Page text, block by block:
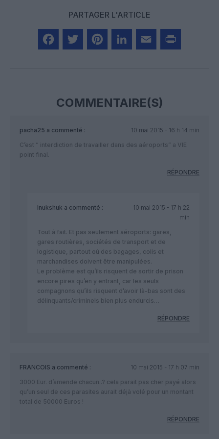
PARTAGER L'ARTICLE
COMMENTAIRE(S)
pacha25 a commenté :
10 mai 2015 - 16 h 14 min
C’est ” interdiction de travailler dans des aéroports” a VIE
point final.
RÉPONDRE
Inukshuk a commenté :
10 mai 2015 - 17 h 22
min
Tout à fait. Et pas seulement aéroports: gares,
gares routières, sociétés de transport et de
logistique, partout où des bagages, colis et
marchandises doivent être manipulées.
Le problème est qu’ils risquent de sortir de prison
encore pires qu’en y entrant, car les seuls
compagnons qu’ils risquent d’avoir là-bas sont des
délinquants/criminels bien plus endurcis…
RÉPONDRE
FRANCOIS a commenté :
10 mai 2015 - 17 h 07 min
3000 Eur. d’amende chacun..? cela parait pas cher payé alors
qu’un seul de ces parasites aurait déjà volé pour un montant
total de 50000 Euros !
RÉPONDRE